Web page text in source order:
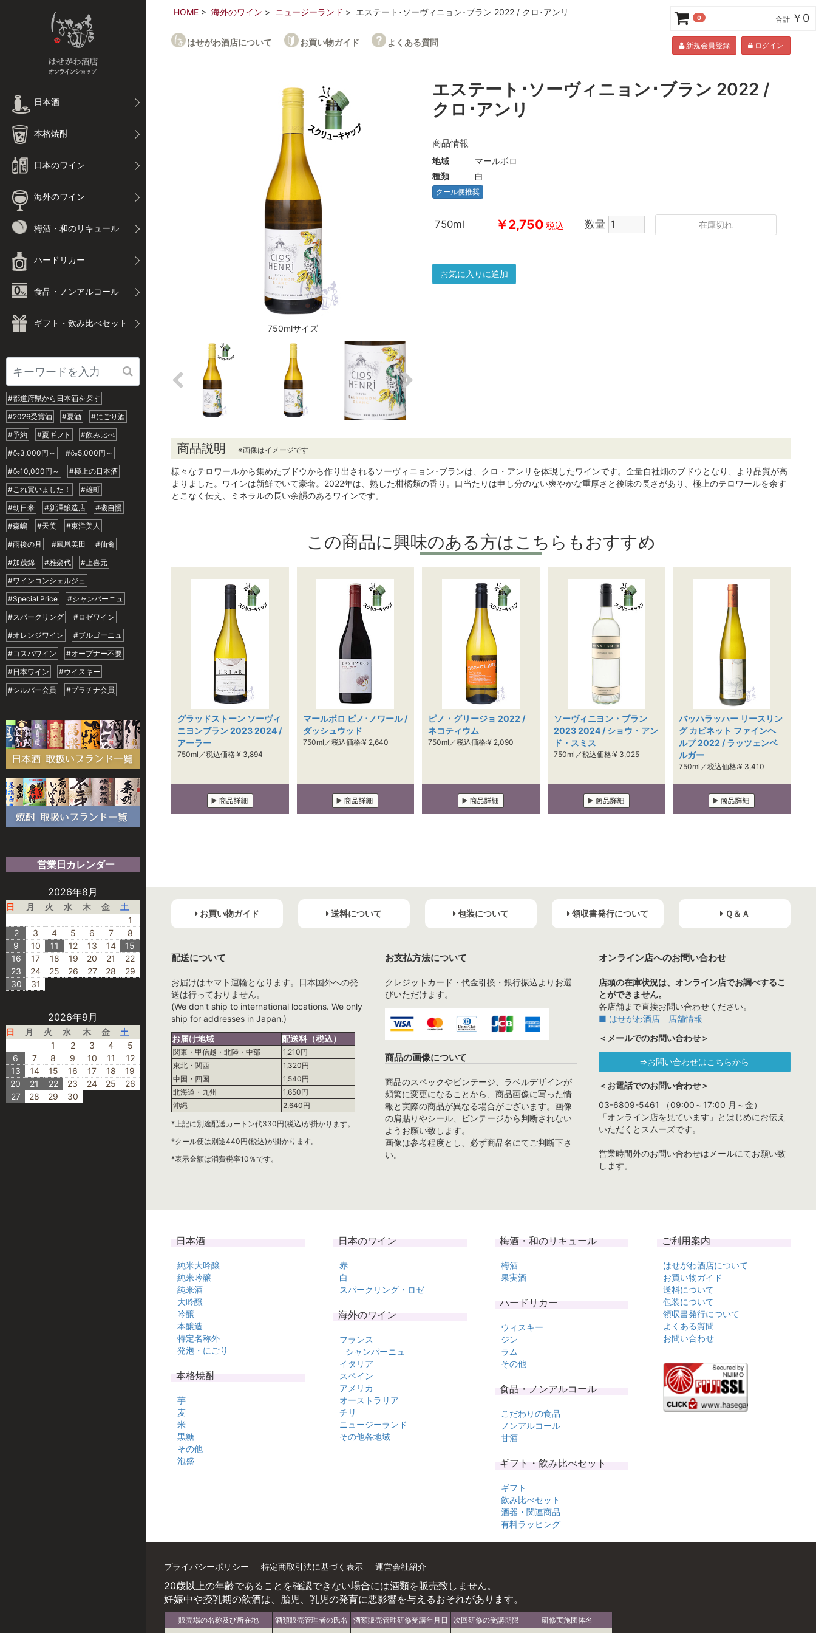
日本酒
本格焼酎
日本のワイン
海外のワイン
梅酒・和のリキュール
ハードリカー
食品・ノンアルコール
ギフト・飲み比べセット
#都道府県から日本酒を探す
#2026受賞酒
#夏酒
#にごり酒
#予約
#夏ギフト
#飲み比べ
#🍶3,000円～
#🍶5,000円～
#🍶10,000円～
#極上の日本酒
#これ買いました！
#雄町
#朝日米
#新澤醸造店
#磯自慢
#森嶋
#天美
#東洋美人
#雨後の月
#鳳凰美田
#仙禽
#加茂錦
#雅楽代
#上喜元
#ワインコンシェルジュ
#Special Price
#シャンパーニュ
#スパークリング
#ロゼワイン
#オレンジワイン
#ブルゴーニュ
#コスパワイン
#オープナー不要
#日本ワイン
#ウイスキー
#シルバー会員
#プラチナ会員
営業日カレンダー
2026年8月
日 月 火 水 木 金
土
1
2
3 4 5 6 7
8
9
10 11 12 13 14
15
16
17 18 19 20 21
22
23
24 25 26 27 28
29
30
31
2026年9月
日 月 火 水 木 金
土
1
2 3 4
5
6
7 8 9 10 11
12
13
14 15 16 17 18
19
20
21 22 23 24 25
26
27
28 29 30
HOME 海外のワイン ニュージーランド エステート･ソーヴィニョン･ブラン 2022 / クロ･アンリ
はせがわ酒店について お買い物ガイド よくある質問 新規会員登録 ログイン
750mlサイズ
エステート･ソーヴィニョン･ブラン 2022 /
クロ･アンリ
商品情報
地域
マールボロ
種類
白
クール便推奨
750ml ￥2,750 税込 数量 在庫切れ
お気に入りに追加
商品説明 ※画像はイメージです
様々なテロワールから集めたブドウから作り出されるソーヴィニョン･ブランは、クロ・アンリを体現したワインです。全量自社畑のブドウとなり、より品質が高
まりました。ワインは新鮮でいて豪奢。2022年は、熟した柑橘類の香り。口当たりは申し分のない爽やかな重厚さと後味の長さがあり、極上のテロワールを余す
とこなく伝え、ミネラルの長い余韻のあるワインです。
この商品に興味のある方はこちらもおすすめ
グラッドストーン ソーヴィ
ニヨンブラン 2023 2024 /
アーラー
750ml／税込価格:¥ 3,894
マールボロ ピノ･ノワール /
ダッシュウッド
750ml／税込価格:¥ 2,640
ピノ・グリージョ 2022 /
ネコティウム
750ml／税込価格:¥ 2,090
ソーヴィニヨン・ブラン
2023 2024 / ショウ・アン
ド・スミス
750ml／税込価格:¥ 3,025
バッハラッハー リースリン
グ カビネット ファインヘ
ルプ 2022 / ラッツェンベ
ルガー
750ml／税込価格:¥ 3,410
0 合計 ￥0
お買い物ガイド 送料について 包装について 領収書発行について Ｑ＆Ａ
配送について
お届けはヤマト運輸となります。日本国外への発
送は行っておりません。
(We don't ship to international locations. We only
ship for addresses in Japan.)
お届け地域
配送料（税込）
関東・甲信越・北陸・中部
1,210円
東北・関西
1,320円
中国・四国
1,540円
北海道・九州
1,650円
沖縄
2,640円
*上記に別途配送カートン代330円(税込)が掛かります。
*クール便は別途440円(税込)が掛かります。
*表示金額は消費税率10％です。
お支払方法について
クレジットカード・代金引換・銀行振込よりお選
びいただけます。
商品の画像について
商品のスペックやビンテージ、ラベルデザインが
頻繁に変更になることから、商品画像に写った情
報と実際の商品が異なる場合がございます。画像
の肩貼りやシール、ビンテージから判断されない
ようお願い致します。
画像は参考程度とし、必ず商品名にてご判断下さ
い。
オンライン店へのお問い合わせ
店頭の在庫状況は、オンライン店でお調べするこ
とができません。
各店舗まで直接お問い合わせください。
■ はせがわ酒店 店舗情報
＜メールでのお問い合わせ＞
⇒お問い合わせはこちらから
＜お電話でのお問い合わせ＞
03-6809-5461 （09:00～17:00 月～金）
「オンライン店を見ています」とはじめにお伝え
いただくとスムーズです。
営業時間外のお問い合わせはメールにてお願い致
します。
日本酒
純米大吟醸
純米吟醸
純米酒
大吟醸
吟醸
本醸造
特定名称外
発泡・にごり
本格焼酎
芋
麦
米
黒糖
その他
泡盛
日本のワイン
赤
白
スパークリング・ロゼ
海外のワイン
フランス
シャンパーニュ
イタリア
スペイン
アメリカ
オーストラリア
チリ
ニュージーランド
その他各地域
梅酒・和のリキュール
梅酒
果実酒
ハードリカー
ウィスキー
ジン
ラム
その他
食品・ノンアルコール
こだわりの食品
ノンアルコール
甘酒
ギフト・飲み比べセット
ギフト
飲み比べセット
酒器・関連商品
有料ラッピング
ご利用案内
はせがわ酒店について
お買い物ガイド
送料について
包装について
領収書発行について
よくある質問
お問い合わせ
プライバシーポリシー 特定商取引法に基づく表示 運営会社紹介
20歳以上の年齢であることを確認できない場合には酒類を販売致しません。
妊娠中や授乳期の飲酒は、胎児、乳児の発育に悪影響を与えるおそれがあります。
販売場の名称及び所在地 酒類販売管理者の氏名 酒類販売管理研修受講年月日 次回研修の受講期限 研修実施団体名